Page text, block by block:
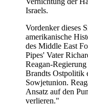
Israels.
Vordenker dieses
amerikanische
des Middle East
Pipes' Vater
Reagan-
Brandts Ostpolitik
Sowjetunion.
Ansatz auf den
verlieren."